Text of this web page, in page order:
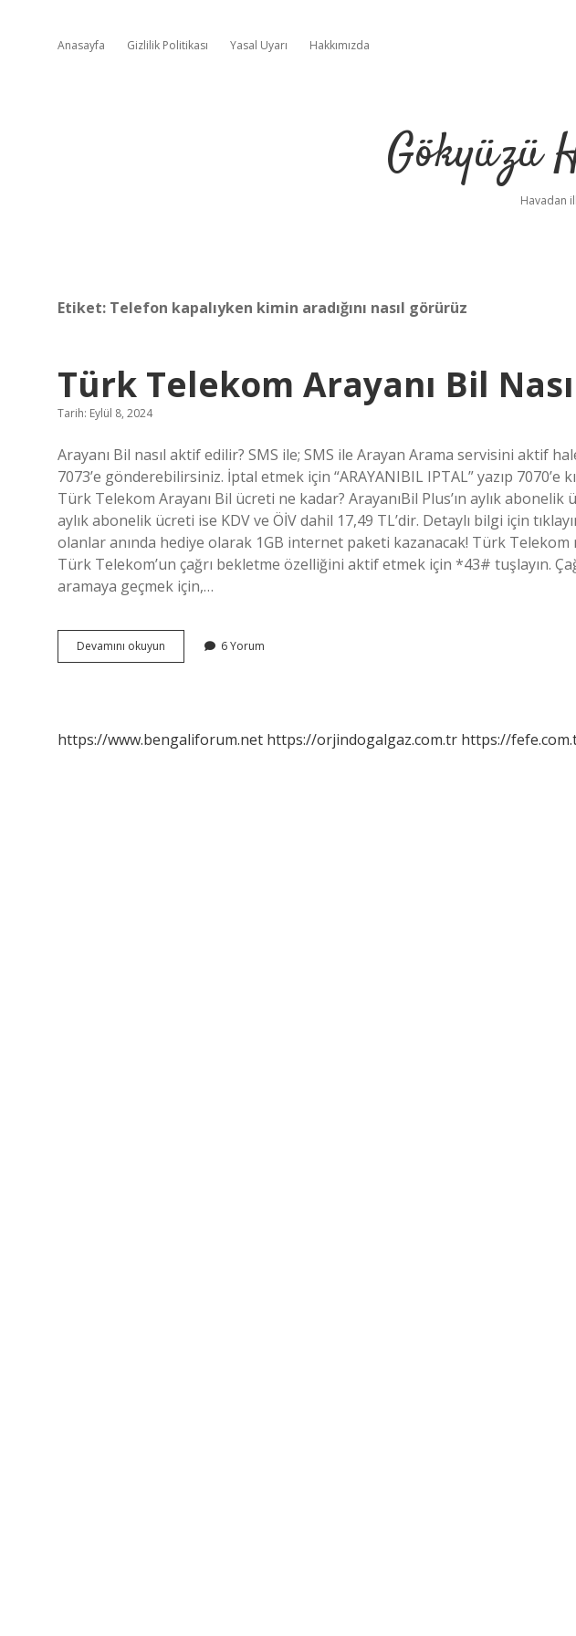
Anasayfa Gizlilik Politikası Yasal Uyarı Hakkımızda
Gökyüzü
Havadan
Etiket: Telefon kapalıyken kimin aradığını nasıl görürüz
Türk Telekom Arayanı Bil
Tarih: Eylül 8, 2024
Arayanı Bil nasıl aktif edilir? SMS ile; SMS ile Arayan Arama servisini aktif
7073’e gönderebilirsiniz. İptal etmek için “ARAYANIBIL IPTAL” yazıp
Türk Telekom Arayanı Bil ücreti ne kadar? ArayanıBil Plus’ın aylık abonelik
aylık abonelik ücreti ise KDV ve ÖİV dahil 17,49 TL’dir. Detaylı bilgi için
olanlar anında hediye olarak 1GB internet paketi kazanacak! Türk Telekom
Türk Telekom’un çağrı bekletme özelliğini aktif etmek için *43# tuşlayın.
aramaya geçmek için,…
Devamını okuyun
Telekom
6 Yorum
https://www.bengaliforum.net https://orjindogalgaz.com.tr https://